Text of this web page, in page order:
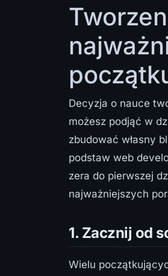
Decyzja o nauce
możesz podjąć w
zbudować własny
podstaw web
zera do pierwszej
najważniejszych
1. Zacznij od
Wielu